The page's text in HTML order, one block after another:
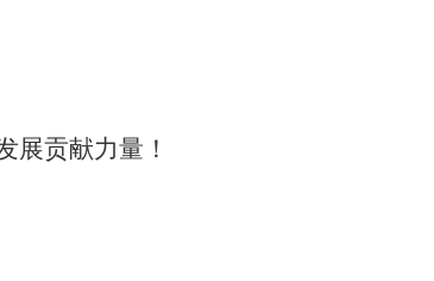
展贡献力量！